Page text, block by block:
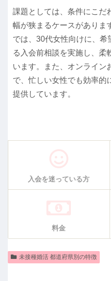
課題としては、条件にこだ
幅が狭まるケースがありま
では、30代女性向けに、
る入会前相談を実施し、柔
います。また、オンライン
で、忙しい女性でも効率的
提供しています。
入会を迷っている方
料金
未接種婚活 都道府県別の特徴